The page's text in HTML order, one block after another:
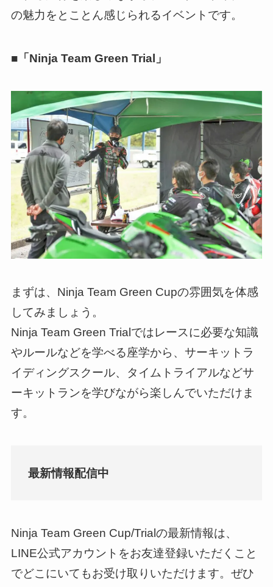
の魅力をとことん感じられるイベントです。
■「Ninja Team Green Trial」
まずは、Ninja Team Green Cupの雰囲気を体感
してみましょう。
Ninja Team Green Trialではレースに必要な知識
やルールなどを学べる座学から、サーキットラ
イディングスクール、タイムトライアルなどサ
ーキットランを学びながら楽しんでいただけま
す。
最新情報配信中
Ninja Team Green Cup/Trialの最新情報は、
LINE公式アカウントをお友達登録いただくこと
でどこにいてもお受け取りいただけます。ぜひ